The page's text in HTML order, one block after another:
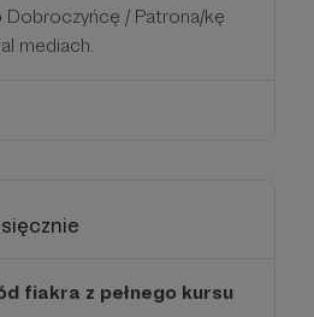
Dobroczyńcę / Patrona/kę
mediach.
fiakra z pełnego kursu